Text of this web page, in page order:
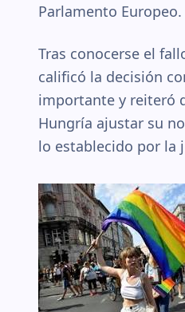
Parlamento Europeo.
Tras conocerse el
calificó la decisión
importante y reiteró
Hungría ajustar su
lo establecido por la